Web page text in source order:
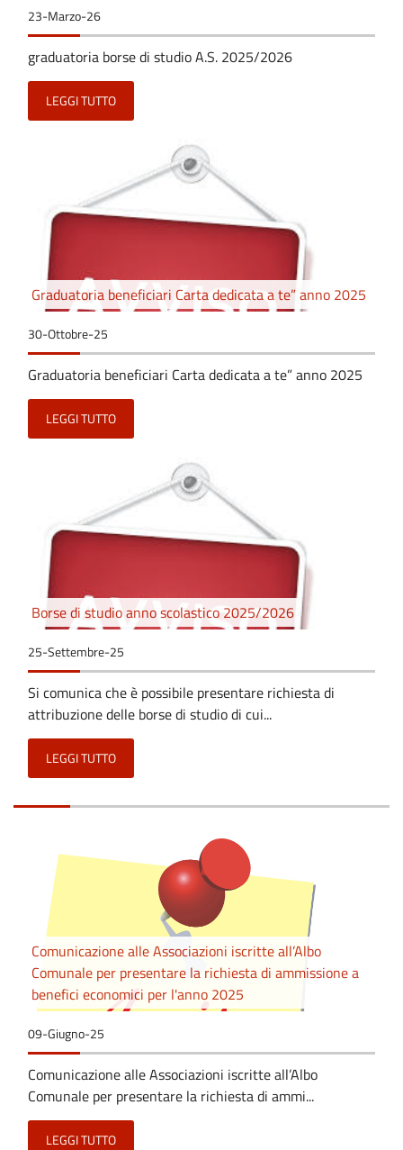
23-Marzo-26
graduatoria borse di studio A.S. 2025/2026
LEGGI TUTTO
Graduatoria beneficiari Carta dedicata a te” anno 2025
30-Ottobre-25
Graduatoria beneficiari Carta dedicata a te” anno 2025
LEGGI TUTTO
Borse di studio anno scolastico 2025/2026
25-Settembre-25
Si comunica che è possibile presentare richiesta di
attribuzione delle borse di studio di cui...
LEGGI TUTTO
Comunicazione alle Associazioni iscritte all’Albo
Comunale per presentare la richiesta di ammissione a
benefici economici per l'anno 2025
09-Giugno-25
Comunicazione alle Associazioni iscritte all’Albo
Comunale per presentare la richiesta di ammi...
LEGGI TUTTO